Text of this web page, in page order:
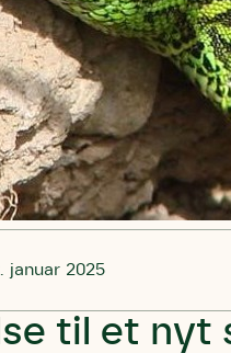
januar 2025
til et nyt